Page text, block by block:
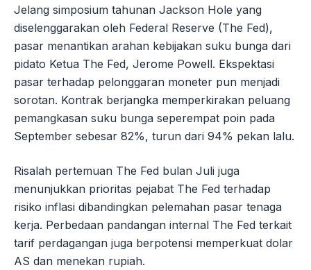
Jelang simposium tahunan Jackson Hole yang
diselenggarakan oleh Federal Reserve (The Fed),
pasar menantikan arahan kebijakan suku bunga dari
pidato Ketua The Fed, Jerome Powell. Ekspektasi
pasar terhadap pelonggaran moneter pun menjadi
sorotan. Kontrak berjangka memperkirakan peluang
pemangkasan suku bunga seperempat poin pada
September sebesar 82%, turun dari 94% pekan lalu.
Risalah pertemuan The Fed bulan Juli juga
menunjukkan prioritas pejabat The Fed terhadap
risiko inflasi dibandingkan pelemahan pasar tenaga
kerja. Perbedaan pandangan internal The Fed terkait
tarif perdagangan juga berpotensi memperkuat dolar
AS dan menekan rupiah.